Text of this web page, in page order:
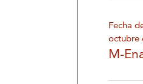
Fecha
octubre
M-